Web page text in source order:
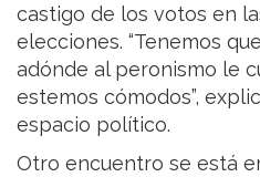
castigo de los votos en
elecciones. “Tenemos
adónde al peronismo le
estemos cómodos”,
espacio político.
Otro encuentro se está